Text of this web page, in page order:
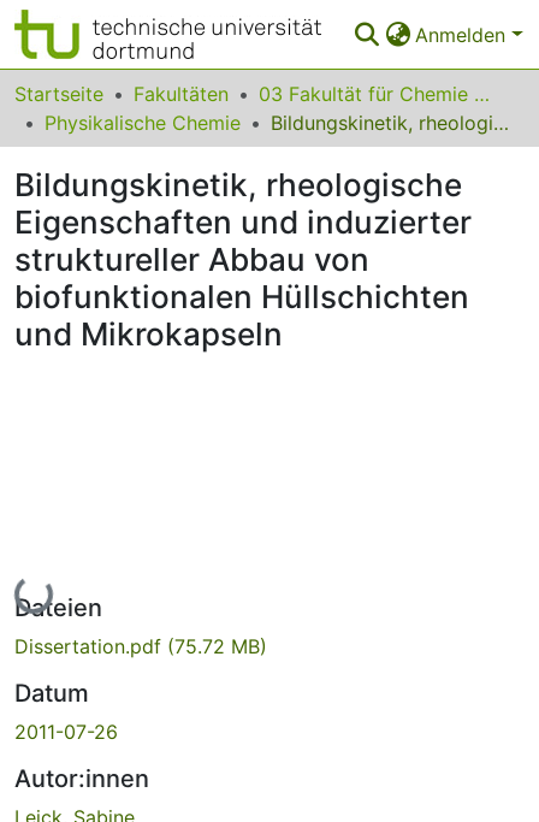
Anmelden
Bereiche & Sammlungen
Das gesamte Repositorium
Statistiken
FAQ
Leitlinien
Zurück zur Startseite
Startseite Fakultäten
03 Fakultät für Chemie und Chemische Biologie
Physikalische Chemie
Bildungskinetik, rheologische Eigenschaften und induzierter struktureller Abbau von biofunktionalen Hüllschichten und Mikrokapseln
Bildungskinetik, rheologische
Eigenschaften und induzierter
struktureller Abbau von
biofunktionalen Hüllschichten
und Mikrokapseln
Lade...
Dateien
Dissertation.pdf (75.72 MB)
Datum
2011-07-26
Autor:innen
Leick, Sabine